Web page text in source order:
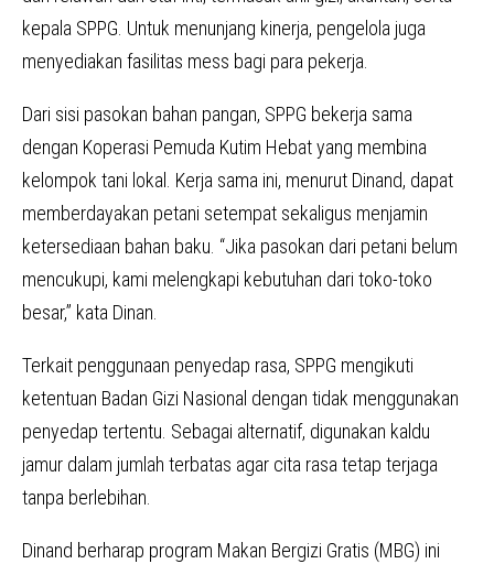
kepala SPPG. Untuk menunjang kinerja, pengelola juga
menyediakan fasilitas mess bagi para pekerja.
Dari sisi pasokan bahan pangan, SPPG bekerja sama
dengan Koperasi Pemuda Kutim Hebat yang membina
kelompok tani lokal. Kerja sama ini, menurut Dinand, dapat
memberdayakan petani setempat sekaligus menjamin
ketersediaan bahan baku. “Jika pasokan dari petani belum
mencukupi, kami melengkapi kebutuhan dari toko-toko
besar,” kata Dinan.
Terkait penggunaan penyedap rasa, SPPG mengikuti
ketentuan Badan Gizi Nasional dengan tidak menggunakan
penyedap tertentu. Sebagai alternatif, digunakan kaldu
jamur dalam jumlah terbatas agar cita rasa tetap terjaga
tanpa berlebihan.
Dinand berharap program Makan Bergizi Gratis (MBG) ini